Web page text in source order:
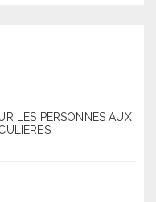
LES PERSONNES AUX